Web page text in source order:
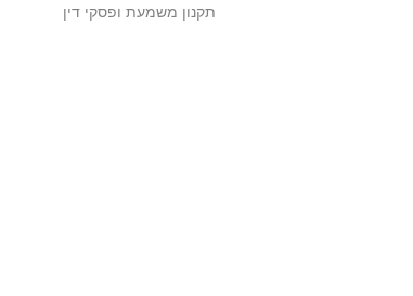
תקנון משמעת ופסקי דין